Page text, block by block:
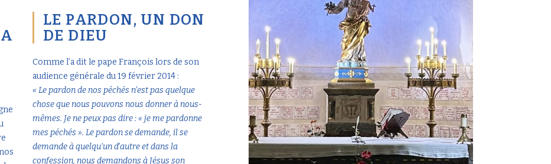
LE PARDON, UN DON
DE DIEU
Comme l’a dit le pape François lors de son
audience générale du 19 février 2014 :
« Le pardon de nos péchés n’est pas quelque
chose que nous pouvons nous donner à nous-
mêmes. Je ne peux pas dire : « je me pardonne
mes péchés ». Le pardon se demande, il se
demande à quelqu’un d’autre et dans la
confession, nous demandons à Jésus son